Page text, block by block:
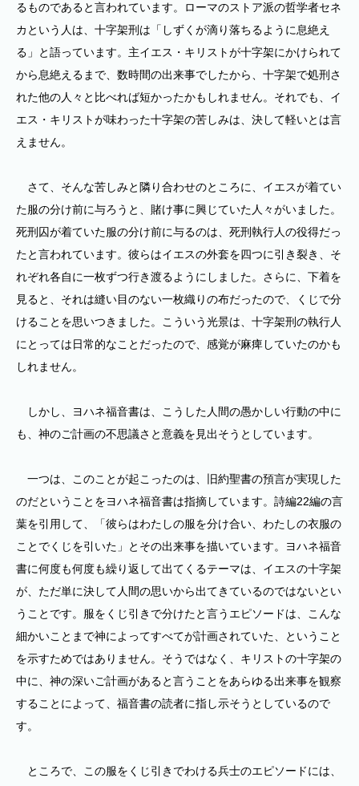
るものであると言われています。ローマのストア派の哲学者セネ
カという人は、十字架刑は「しずくが滴り落ちるように息絶え
る」と語っています。主イエス・キリストが十字架にかけられて
から息絶えるまで、数時間の出来事でしたから、十字架で処刑さ
れた他の人々と比べれば短かったかもしれません。それでも、イ
エス・キリストが味わった十字架の苦しみは、決して軽いとは言
えません。
さて、そんな苦しみと隣り合わせのところに、イエスが着てい
た服の分け前に与ろうと、賭け事に興じていた人々がいました。
死刑囚が着ていた服の分け前に与るのは、死刑執行人の役得だっ
たと言われています。彼らはイエスの外套を四つに引き裂き、そ
れぞれ各自に一枚ずつ行き渡るようにしました。さらに、下着を
見ると、それは縫い目のない一枚織りの布だったので、くじで分
けることを思いつきました。こういう光景は、十字架刑の執行人
にとっては日常的なことだったので、感覚が麻痺していたのかも
しれません。
しかし、ヨハネ福音書は、こうした人間の愚かしい行動の中に
も、神のご計画の不思議さと意義を見出そうとしています。
一つは、このことが起こったのは、旧約聖書の預言が実現した
のだということをヨハネ福音書は指摘しています。詩編22編の言
葉を引用して、「彼らはわたしの服を分け合い、わたしの衣服の
ことでくじを引いた」とその出来事を描いています。ヨハネ福音
書に何度も何度も繰り返して出てくるテーマは、イエスの十字架
が、ただ単に決して人間の思いから出てきているのではないとい
うことです。服をくじ引きで分けたと言うエピソードは、こんな
細かいことまで神によってすべてが計画されていた、ということ
を示すためではありません。そうではなく、キリストの十字架の
中に、神の深いご計画があると言うことをあらゆる出来事を観察
することによって、福音書の読者に指し示そうとしているので
す。
ところで、この服をくじ引きでわける兵士のエピソードには、